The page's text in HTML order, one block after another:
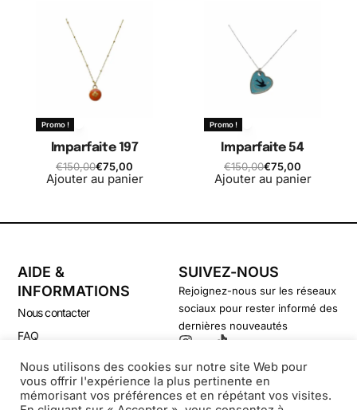
Promo !
Imparfaite 197
€150,00€75,00
Ajouter au panier
Promo !
Imparfaite 54
€150,00€75,00
Ajouter au panier
AIDE &
INFORMATIONS
Nous contacter
FAQ
Politique de confidentialité
SUIVEZ-NOUS
Rejoignez-nous sur les réseaux
sociaux pour rester informé des
dernières nouveautés
Nous utilisons des cookies sur notre site Web pour
vous offrir l'expérience la plus pertinente en
mémorisant vos préférences et en répétant vos visites.